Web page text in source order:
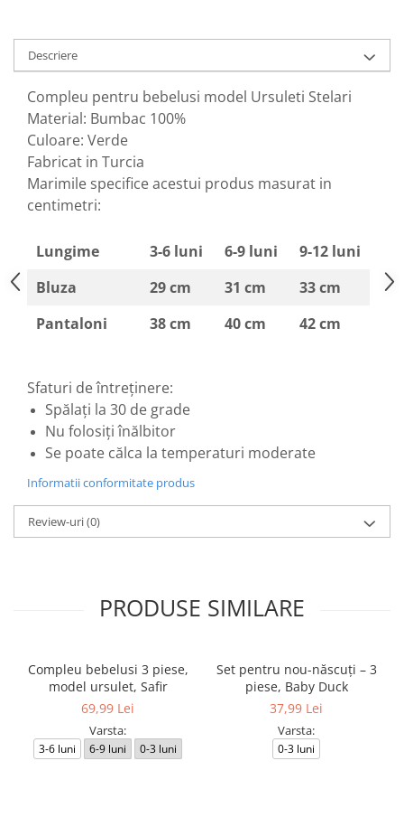
Descriere
Compleu pentru bebelusi model Ursuleti Stelari
Material: Bumbac 100%
Culoare: Verde
Fabricat in Turcia
Marimile specifice acestui produs masurat in
centimetri:
Lungime 3-6 luni 6-9 luni
9-12 luni
Bluza
29 cm 31 cm
33 cm
Pantaloni
38 cm 40 cm 42 cm
Sfaturi de întreținere:
Spălați la 30 de grade
Nu folosiți înălbitor
Se poate călca la temperaturi moderate
Informatii conformitate produs
Review-uri(0)
PRODUSE SIMILARE
Compleu bebelusi 3 piese,
model ursulet, Safir
69,99 Lei
Varsta:
3-6 luni 6-9 luni 0-3 luni
Set pentru nou-născuți – 3
piese, Baby Duck
37,99 Lei
Varsta:
0-3 luni